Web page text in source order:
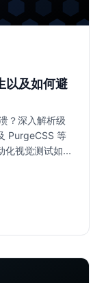
以及如何避
？深入解析级
PurgeCSS 等
化视觉测试如何